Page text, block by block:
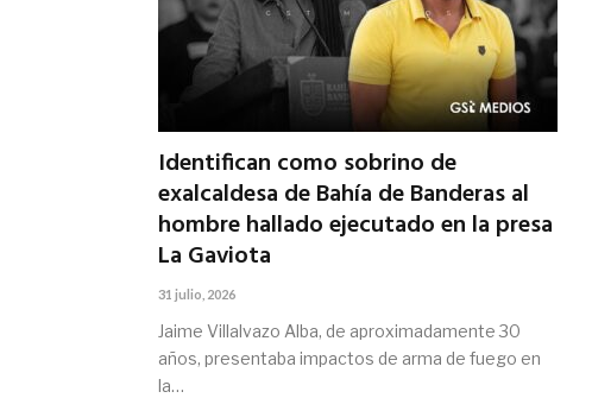
Identifican como sobrino de
exalcaldesa de Bahía de Banderas al
hombre hallado ejecutado en la presa
La Gaviota
31 julio, 2026
Jaime Villalvazo Alba, de aproximadamente 30
años, presentaba impactos de arma de fuego en
la…